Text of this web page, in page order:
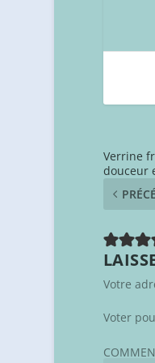
Verrine
douceur
Votre
Voter